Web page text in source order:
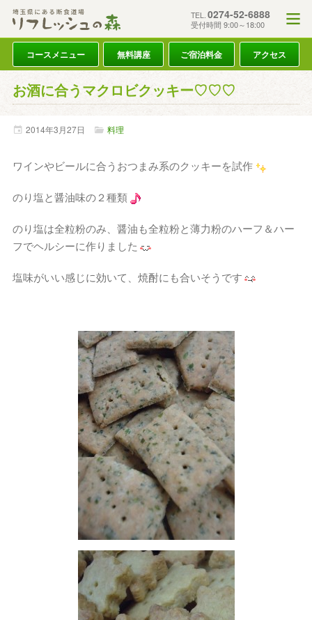
TEL. 0274-52-6888
受付時間 9:00～18:00
コースメニュー 無料講座 ご宿泊料金 アクセス
お酒に合うマクロビクッキー♡♡♡
2014年3月27日 料理
ワインやビールに合うおつまみ系のクッキーを試作
のり塩と醤油味の２種類
のり塩は全粒粉のみ、醤油も全粒粉と薄力粉のハーフ＆ハー
フでヘルシーに作りました
塩味がいい感じに効いて、焼酎にも合いそうです